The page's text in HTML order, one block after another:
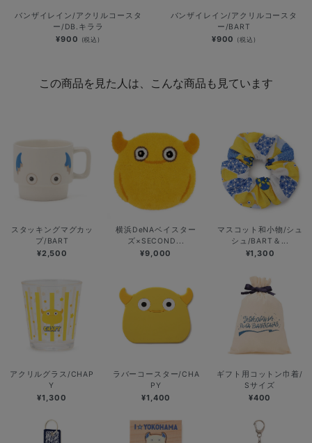
バンザイレイン/アクリルコースタ
ー/DB.キララ
¥900 (税込)
バンザイレイン/アクリルコースタ
ー/BART
¥900 (税込)
この商品を見た人は、こんな商品も見ています
スタッキングマグカッ
プ/BART
¥2,500
横浜DeNAベイスター
ズ×SECOND...
¥9,000
マスコット和小物/シュ
シュ/BART＆...
¥1,300
アクリルグラス/CHAP
Y
¥1,300
ラバーコースター/CHA
PY
¥1,400
ギフト用コットン巾着/
Sサイズ
¥400